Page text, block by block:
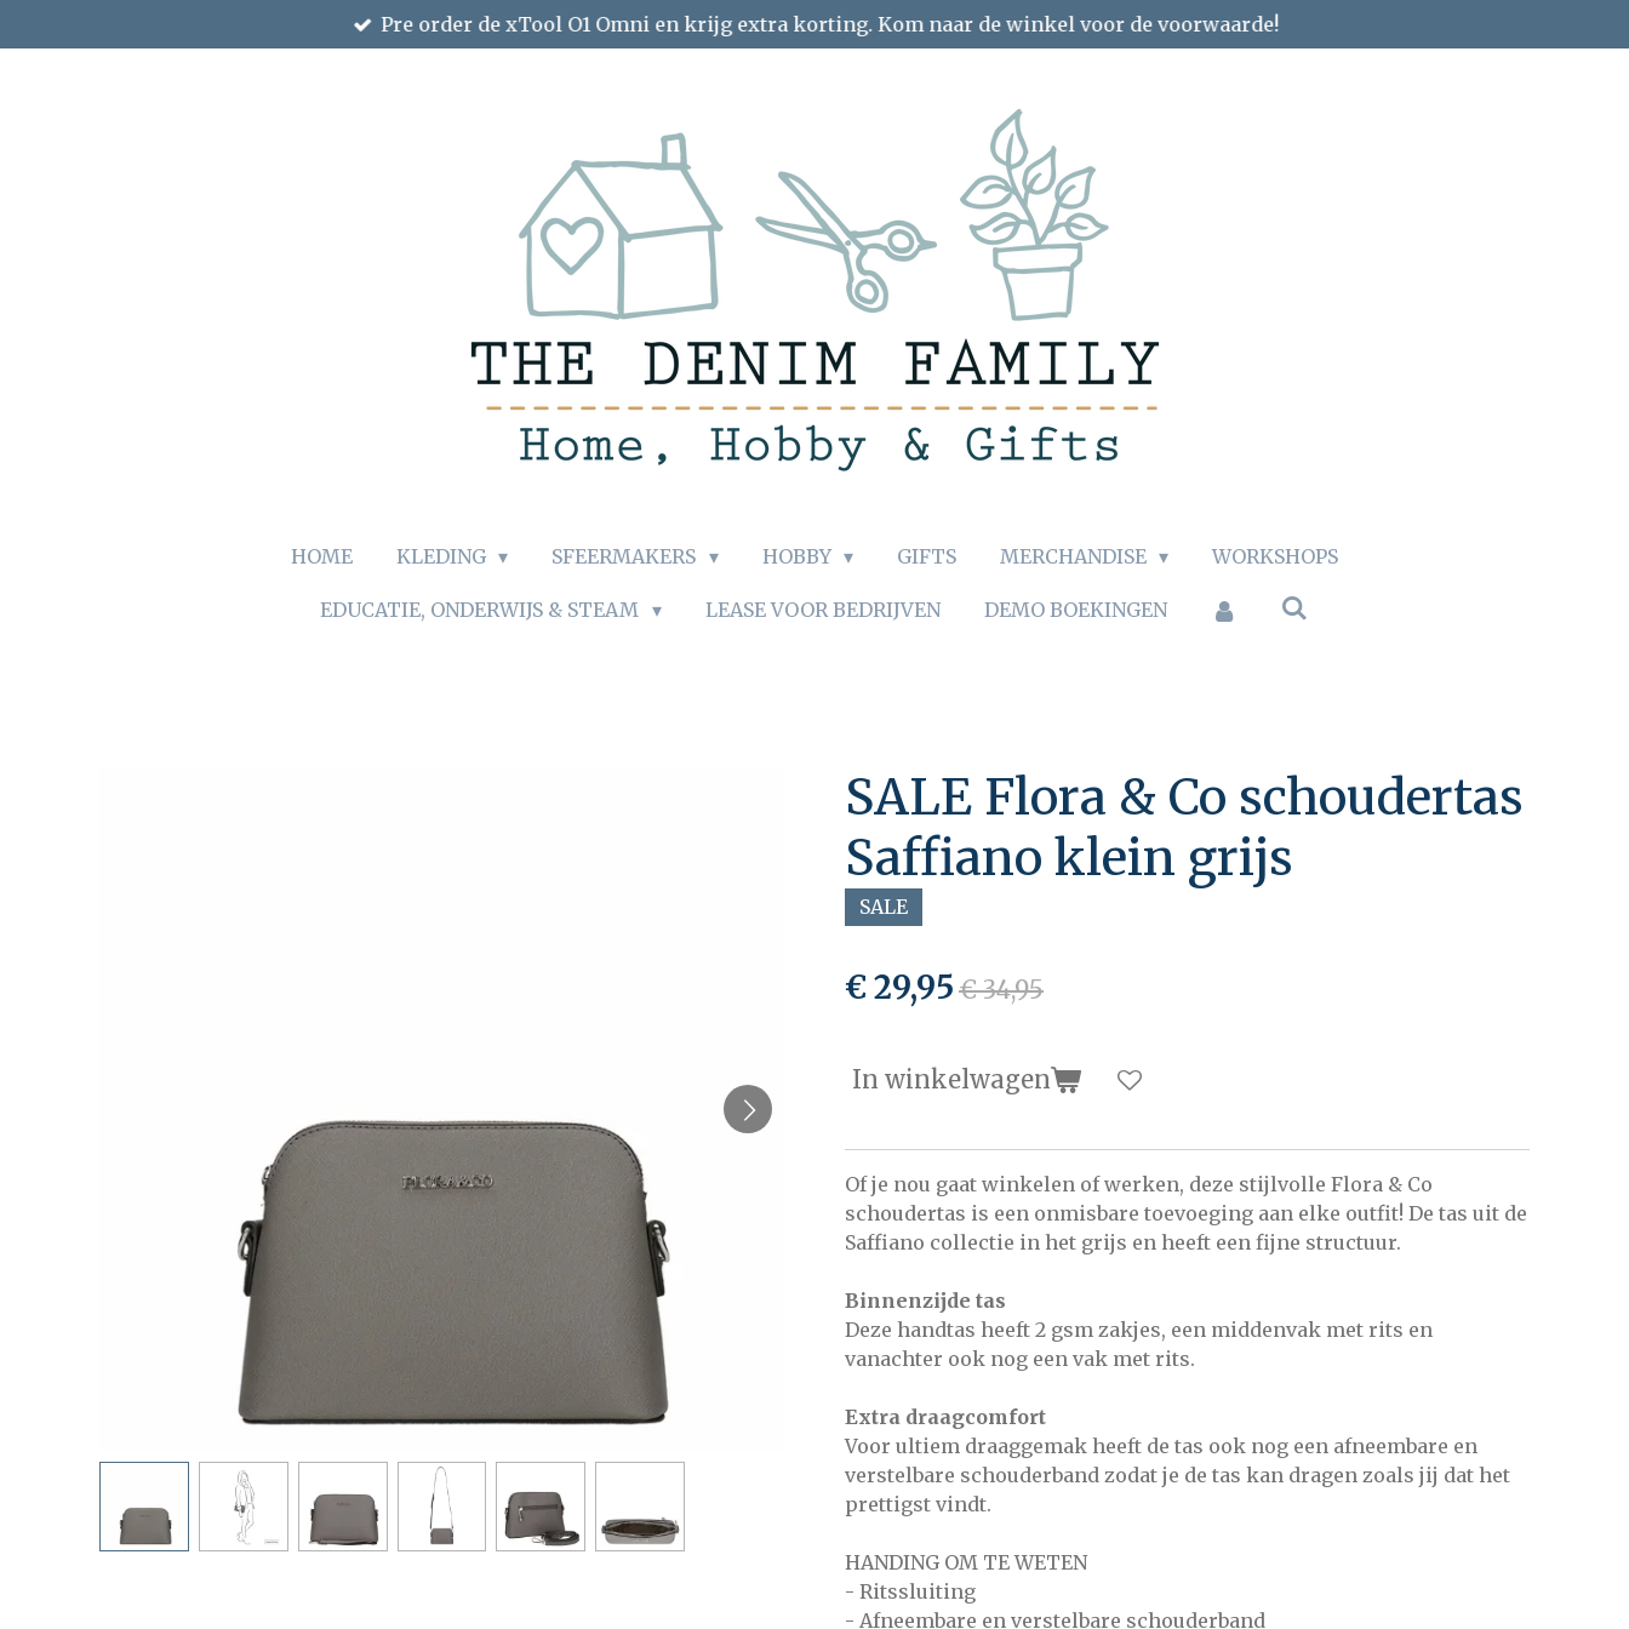
direct
Pre order de xTool O1 Omni en krijg extra korting. Kom naar de winkel voor de voorwaarde!
HOME KLEDING SFEERMAKERS HOBBY GIFTS MERCHANDISE WORKSHOPS
EDUCATIE, ONDERWIJS & STEAM LEASE VOOR BEDRIJVEN DEMO BOEKINGEN
SALE Flora & Co schoudertas
Saffiano klein grijs
SALE
€ 29,95€ 34,95
In winkelwagen
Of je nou gaat winkelen of werken, deze stijlvolle Flora & Co
schoudertas is een onmisbare toevoeging aan elke outfit! De tas uit de
Saffiano collectie in het grijs en heeft een fijne structuur.
Binnenzijde tas
Deze handtas heeft 2 gsm zakjes, een middenvak met rits en
vanachter ook nog een vak met rits.
Extra draagcomfort
Voor ultiem draaggemak heeft de tas ook nog een afneembare en
verstelbare schouderband zodat je de tas kan dragen zoals jij dat het
prettigst vindt.
HANDING OM TE WETEN
- Ritssluiting
- Afneembare en verstelbare schouderband